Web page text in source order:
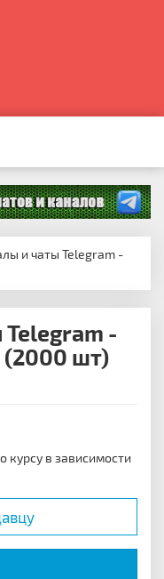
и чаты Telegram -
-
шт)
курсу в зависимости